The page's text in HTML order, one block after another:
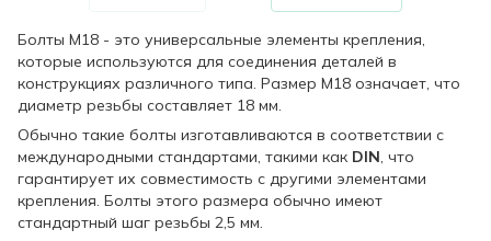
Болты М18 - это универсальные элементы крепления,
которые используются для соединения деталей в
конструкциях различного типа. Размер М18 означает, что
диаметр резьбы составляет 18 мм.
Обычно такие болты изготавливаются в соответствии с
международными стандартами, такими как DIN, что
гарантирует их совместимость с другими элементами
крепления. Болты этого размера обычно имеют
стандартный шаг резьбы 2,5 мм.